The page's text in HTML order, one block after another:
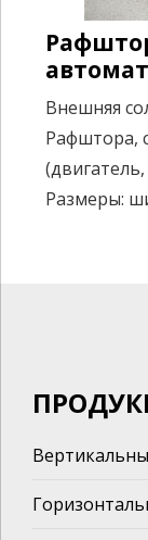
Внешняя
Рафштора,
Размеры: